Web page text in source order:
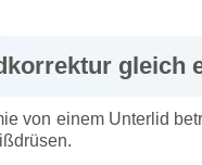
gleich
von einem Unterlid